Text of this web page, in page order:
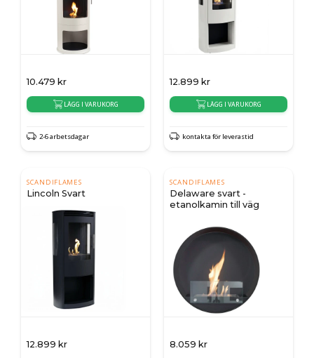
10.479 kr
LÄGG I VARUKORG
2-6 arbetsdagar
12.899 kr
LÄGG I VARUKORG
kontakta för leverastid
SCANDIFLAMES
Lincoln Svart
12.899 kr
SCANDIFLAMES
Delaware svart -
etanolkamin till väg
8.059 kr